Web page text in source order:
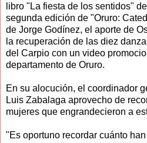
libro "La fiesta de los sentidos"
segunda edición de "Oruro:
de Jorge Godínez, el aporte de
la recuperación de las diez
del Carpio con un video
departamento de Oruro.
En su alocución, el coordinador
Luis Zabalaga aprovecho de
mujeres que engrandecieron a
"Es oportuno recordar cuánto